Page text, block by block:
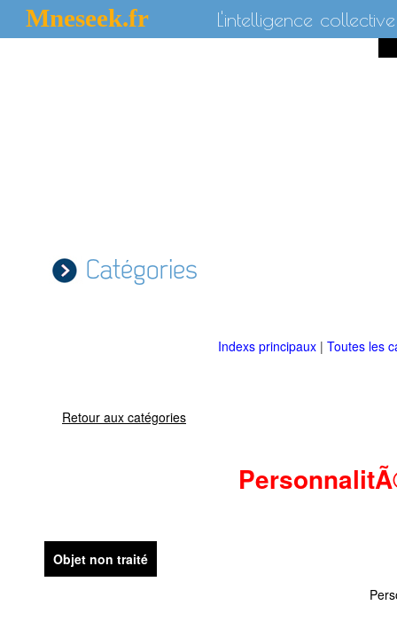
Mneseek.fr L'intelligence collective
Catégories
Indexs principaux | Toutes les
Retour aux catégories
Objet non traité